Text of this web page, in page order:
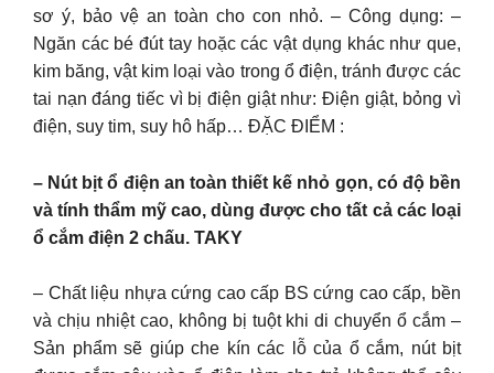
sơ ý, bảo vệ an toàn cho con nhỏ. – Công dụng: –
Ngăn các bé đút tay hoặc các vật dụng khác như que,
kim băng, vật kim loại vào trong ổ điện, tránh được các
tai nạn đáng tiếc vì bị điện giật như: Điện giật, bỏng vì
điện, suy tim, suy hô hấp… ĐẶC ĐIỂM :
– Nút bịt ổ điện an toàn thiết kế nhỏ gọn, có độ bền
và tính thẩm mỹ cao, dùng được cho tất cả các loại
ổ cắm điện 2 chấu. TAKY
– Chất liệu nhựa cứng cao cấp BS cứng cao cấp, bền
và chịu nhiệt cao, không bị tuột khi di chuyển ổ cắm –
Sản phẩm sẽ giúp che kín các lỗ của ổ cắm, nút bịt